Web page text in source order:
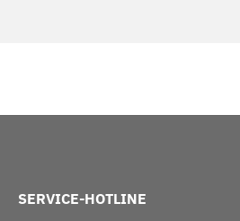
SERVICE-HOTLINE